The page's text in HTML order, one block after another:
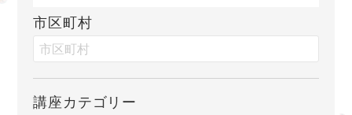
市区町村
講座カテゴリー